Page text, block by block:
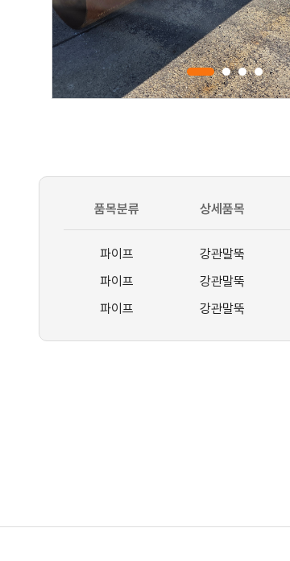
품목분류 상세품목
파이프 강관말뚝
파이프
강관말뚝
파이프
강관말뚝